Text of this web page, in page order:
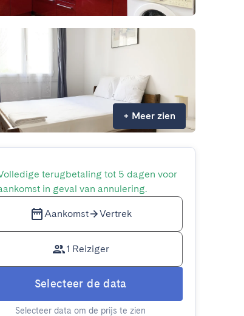
+ Meer zien
terugbetaling tot 5 dagen voor
in geval van annulering.
Aankomst Vertrek
1 Reiziger
Selecteer de data
Selecteer data om de prijs te zien